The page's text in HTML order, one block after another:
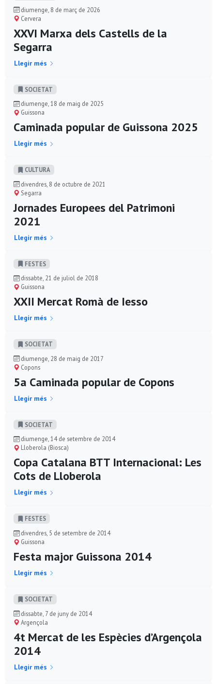
diumenge, 8 de març de 2026
Cervera
XXVI Marxa dels Castells de la
Segarra
Llegir més
SOCIETAT
diumenge, 18 de maig de 2025
Guissona
Caminada popular de Guissona 2025
Llegir més
CULTURA
divendres, 8 de octubre de 2021
Segarra
Jornades Europees del Patrimoni
2021
Llegir més
FESTES
dissabte, 21 de juliol de 2018
Guissona
XXII Mercat Romà de Iesso
Llegir més
SOCIETAT
diumenge, 28 de maig de 2017
Copons
5a Caminada popular de Copons
Llegir més
SOCIETAT
diumenge, 14 de setembre de 2014
Lloberola (Biosca)
Copa Catalana BTT Internacional: Les
Cots de Lloberola
Llegir més
FESTES
divendres, 5 de setembre de 2014
Guissona
Festa major Guissona 2014
Llegir més
SOCIETAT
dissabte, 7 de juny de 2014
Argençola
4t Mercat de les Espècies d’Argençola
2014
Llegir més